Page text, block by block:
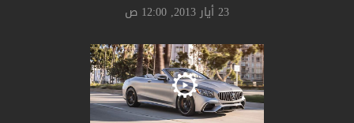
23 أيار 2013, 12:00 ص